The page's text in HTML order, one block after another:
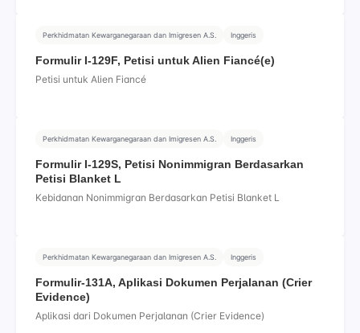
Perkhidmatan Kewarganegaraan dan Imigresen A.S. Inggeris
Formulir I-129F, Petisi untuk Alien Fiancé(e)
Petisi untuk Alien Fiancé
Perkhidmatan Kewarganegaraan dan Imigresen A.S. Inggeris
Formulir I-129S, Petisi Nonimmigran Berdasarkan
Petisi Blanket L
Kebidanan Nonimmigran Berdasarkan Petisi Blanket L
Perkhidmatan Kewarganegaraan dan Imigresen A.S. Inggeris
Formulir-131A, Aplikasi Dokumen Perjalanan (Crier
Evidence)
Aplikasi dari Dokumen Perjalanan (Crier Evidence)